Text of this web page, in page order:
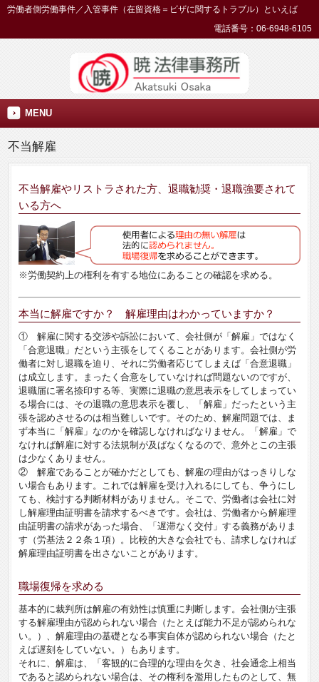
労働者側労働事件／入管事件（在留資格＝ビザに関するトラブル）といえば
電話番号：06-6948-6105
MENU
不当解雇
不当解雇やリストラされた方、退職勧奨・退職強要されて
いる方へ
※労働契約上の権利を有する地位にあることの確認を求める。
本当に解雇ですか？ 解雇理由はわかっていますか？
① 解雇に関する交渉や訴訟において、会社側が「解雇」ではなく
「合意退職」だという主張をしてくることがあります。会社側が労
働者に対し退職を迫り、それに労働者応じてしまえば「合意退職」
は成立します。まったく合意をしていなければ問題ないのですが、
退職届に署名捺印する等、実際に退職の意思表示をしてしまってい
る場合には、その退職の意思表示を覆し、「解雇」だったという主
張を認めさせるのは相当難しいです。そのため、解雇問題では、ま
ず本当に「解雇」なのかを確認しなければなりません。「解雇」で
なければ解雇に対する法規制が及ばなくなるので、意外とこの主張
は少なくありません。
② 解雇であることが確かだとしても、解雇の理由がはっきりしな
い場合もあります。これでは解雇を受け入れるにしても、争うにし
ても、検討する判断材料がありません。そこで、労働者は会社に対
し解雇理由証明書を請求するべきです。会社は、労働者から解雇理
由証明書の請求があった場合、「遅滞なく交付」する義務がありま
す（労基法２２条１項）。比較的大きな会社でも、請求しなければ
解雇理由証明書を出さないことがあります。
職場復帰を求める
基本的に裁判所は解雇の有効性は慎重に判断します。会社側が主張
する解雇理由が認められない場合（たとえば能力不足が認められな
い。）、解雇理由の基礎となる事実自体が認められない場合（たと
えば遅刻をしていない。）もあります。
それに、解雇は、「客観的に合理的な理由を欠き、社会通念上相当
であると認められない場合は、その権利を濫用したものとして、無